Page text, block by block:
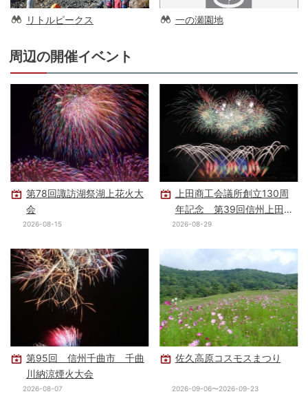
リトルピークス 一の瀬園地
周辺の開催イベント
第78回諏訪湖祭湖上花火大
会
2026-08-15
上田商工会議所創立130周
年記念 第39回信州上田大
花火大会
2026-08-29
第95回 信州千曲市 千曲
川納涼煙火大会
2026-08-07
佐久高原コスモスまつり
2026-09-06〜2026-09-23